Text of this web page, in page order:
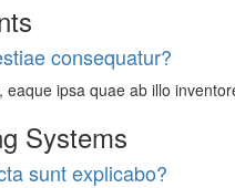
consequatur?
ipsa quae ab illo
Systems
sunt explicabo?